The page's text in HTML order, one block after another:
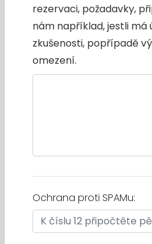
rezervaci, požadavky,
nám například, jestli má
zkušenosti, popřípadě
omezení.
Ochrana proti SPAMu: